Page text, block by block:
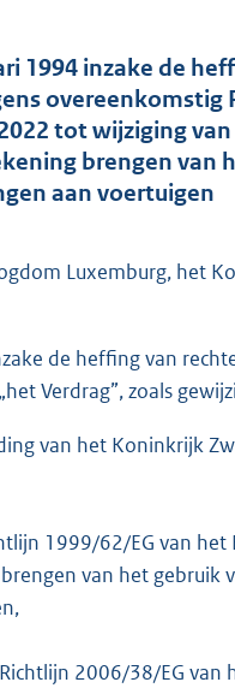
1994 inzake de
overeenkomstig
tot wijziging
brengen van
aan voertuigen
Luxemburg, het
de heffing van
Verdrag”, zoals
van het Koninkrijk
1999/62/EG van het
van het gebruik
2006/38/EG van